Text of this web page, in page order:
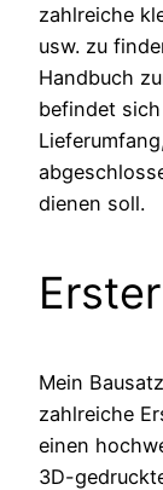
zahlreiche
usw. zu
Handbuch
befindet sich
dienen soll.
Mein
zahlreiche
einen
3D-